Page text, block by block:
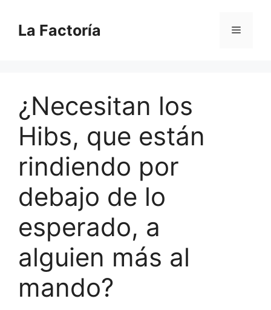
contenido
La Factoría Menú
¿Necesitan los
Hibs, que están
rindiendo por
debajo de lo
esperado, a
alguien más al
mando?